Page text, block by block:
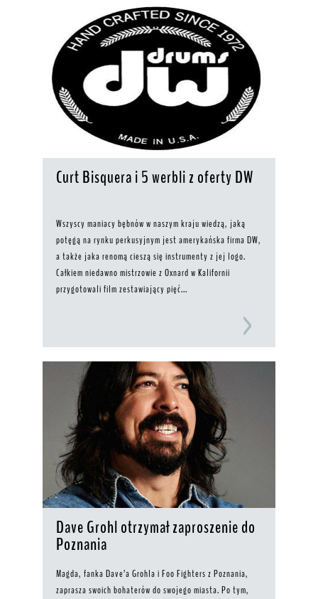
Curt Bisquera i 5 werbli z oferty DW
Wszyscy maniacy bębnów w naszym kraju wiedzą, jaką
potęgą na rynku perkusyjnym jest amerykańska firma DW,
a także jaka renomą cieszą się instrumenty z jej logo.
Całkiem niedawno mistrzowie z Oxnard w Kalifornii
przygotowali film zestawiający pięć...
Dave Grohl otrzymał zaproszenie do
Poznania
Magda, fanka Dave’a Grohla i Foo Fighters z Poznania,
zaprasza swoich bohaterów do swojego miasta. Po tym,